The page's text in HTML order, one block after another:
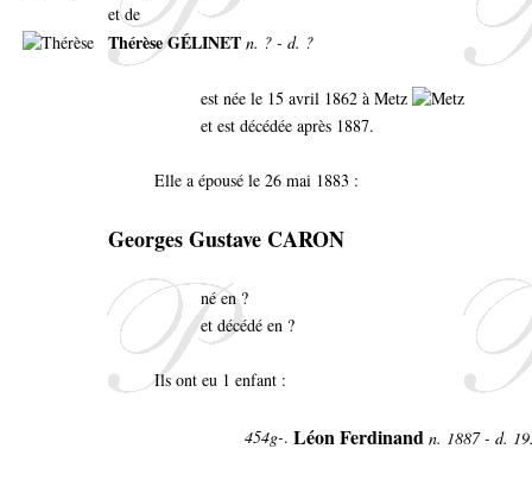
et de
Thérèse GÉLINET n. ? - d. ?
est née le 15 avril 1862 à Metz
et est décédée après 1887.
Elle a épousé le 26 mai 1883 :
Georges Gustave CARON
né en ?
et décédé en ?
Ils ont eu 1 enfant :
454g-. Léon Ferdinand n. 1887 - d.